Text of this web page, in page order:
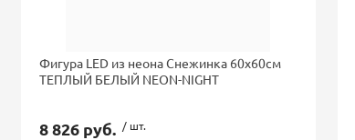
Фигура LED из неона Снежинка 60x60см
ТЕПЛЫЙ БЕЛЫЙ NEON-NIGHT
8 826 руб. / шт.